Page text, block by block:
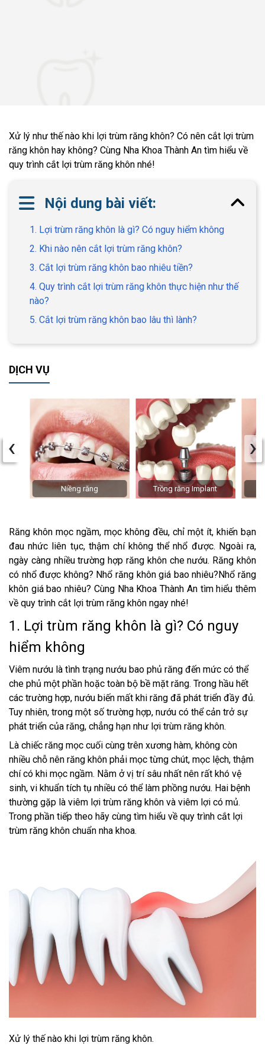
Xử lý như thế nào khi lợi trùm răng khôn? Có nên cắt lợi trùm
răng khôn hay không? Cùng Nha Khoa Thành An tìm hiểu về
quy trình cắt lợi trùm răng khôn nhé!
Nội dung bài viết:
1. Lợi trùm răng khôn là gì? Có nguy hiểm không
2. Khi nào nên cắt lợi trùm răng khôn?
3. Cắt lợi trùm răng khôn bao nhiêu tiền?
4. Quy trình cắt lợi trùm răng khôn thực hiện như thế
nào?
5. Cắt lợi trùm răng khôn bao lâu thì lành?
DỊCH VỤ
Niềng răng Trồng răng Implant
‹ ›
Răng khôn mọc ngầm, mọc không đều, chỉ một ít, khiến bạn
đau nhức liên tục, thậm chí không thể nhổ được. Ngoài ra,
ngày càng nhiều trường hợp răng khôn che nướu. Răng khôn
có nhổ được không? Nhổ răng khôn giá bao nhiêu?Nhổ răng
khôn giá bao nhiêu? Cùng Nha Khoa Thành An tìm hiểu thêm
về quy trình cắt lợi trùm răng khôn ngay nhé!
1. Lợi trùm răng khôn là gì? Có nguy
hiểm không
Viêm nướu là tình trạng nướu bao phủ răng đến mức có thể
che phủ một phần hoặc toàn bộ bề mặt răng. Trong hầu hết
các trường hợp, nướu biến mất khi răng đã phát triển đầy đủ.
Tuy nhiên, trong một số trường hợp, nướu có thể cản trở sự
phát triển của răng, chẳng hạn như lợi trùm răng khôn.
Là chiếc răng mọc cuối cùng trên xương hàm, không còn
nhiều chỗ nên răng khôn phải mọc từng chút, mọc lệch, thậm
chí có khi mọc ngầm. Nằm ở vị trí sâu nhất nên rất khó vệ
sinh, vi khuẩn tích tụ nhiều có thể làm phồng nướu. Hai bệnh
thường gặp là viêm lợi trùm răng khôn và viêm lợi có mủ.
Trong phần tiếp theo hãy cùng tìm hiểu về quy trình cắt lợi
trùm răng khôn chuẩn nha khoa.
Xử lý thế nào khi lợi trùm răng khôn.